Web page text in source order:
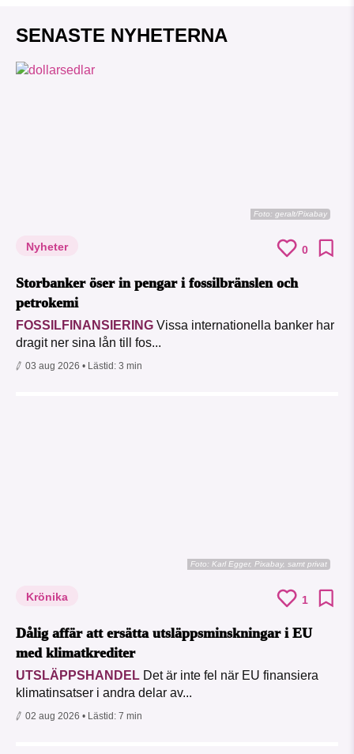
SENASTE NYHETERNA
Foto: geralt/Pixabay
Nyheter 0
Storbanker öser in pengar i fossilbränslen och
petrokemi
FOSSILFINANSIERING Vissa internationella banker har
dragit ner sina lån till fos...
03 aug 2026 • Lästid: 3 min
Foto: Karl Egger, Pixabay, samt privat
Krönika 1
Dålig affär att ersätta utsläppsminskningar i EU
med klimatkrediter
UTSLÄPPSHANDEL Det är inte fel när EU finansiera
klimatinsatser i andra delar av...
02 aug 2026 • Lästid: 7 min